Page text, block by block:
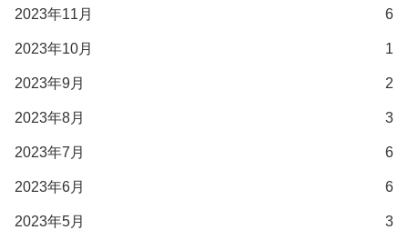
2023年11月 6
2023年10月 1
2023年9月 2
2023年8月 3
2023年7月 6
2023年6月 6
2023年5月 3